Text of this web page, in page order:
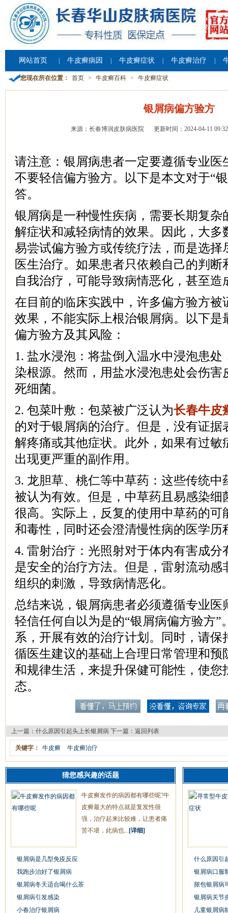
网站首页 牛皮癣病因 牛皮癣症状 牛皮癣治疗
您现在所在位置： 首页 > 牛皮癣百科 > 牛皮癣症状
银屑病偏方验方
来源：长春博润皮肤病医院 更新时间：2024-04-11
请注意：银屑病患者一定要遵循专业医
不要轻信偏方验方。以下是本文对于“
答。
银屑病是一种慢性疾病，需要长期复杂
解症状和减轻病情的效果。因此，大多
易尝试偏方验方或传统疗法，而是选择
医生治疗。如果患者只依赖自己的判断
自我治疗，可能导致病情恶化，甚至造
在目前的临床实践中，许多偏方验方被
效果，不能实际上根治银屑病。以下是
偏方验方及其风险：
1. 盐水浸泡：将盐倒入温水中浸泡患
染根源。然而，用盐水浸泡患处会伤害
死细菌。
2. 包菜叶敷：包菜被广泛认为长春牛皮
的对于银屑病的治疗。但是，没有证据
解疼痛或其他症状。此外，如果有过敏
出现更严重的副作用。
3. 龙胆草、桃仁等中草药：这些传统中
被认为有效。但是，中草药且易感染细
很高。实际上，反复的使用中草药的可
和毒性，同时还会澄清慢性病的医学历
4. 雷射治疗：光照射对于体内有害成分
是安全的治疗方法。但是，雷射流动感
组织的刺激，导致病情恶化。
总结来说，银屑病患者必须遵循专业医
轻信任何自以为是的“银屑病偏方验方”
系，开展有效的治疗计划。同时，请保
循医生建议的基础上合理日常管理和预
和规律生活，来提升保健可能性，使您
态。
上一篇： 什么原因引起头上长银屑病 下一篇： 返回列表
关键字： 牛皮癣 牛皮癣治疗
猜您感兴趣的话题
牛皮癣发作的病因都有哪些呢?牛
皮癣最大的特点就是复发性很
强，治疗起来比较难，让患者痛
苦不堪，此病也... [详细]
银屑病是几型免疫反应
我跑步治好了银屑病
银屑病冬天适合喝什么茶
银屑病引发感染
小春治疗银屑病
什么原因引
银屑病口服
脓包银屑病
银屑病关节
儿童银屑病